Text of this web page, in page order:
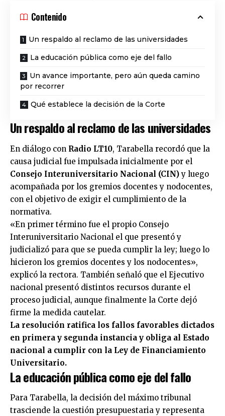
Contenido
Un respaldo al reclamo de las universidades
La educación pública como eje del fallo
Un avance importante, pero aún queda camino
por recorrer
Qué establece la decisión de la Corte
Un respaldo al reclamo de las universidades
En diálogo con Radio LT10, Tarabella recordó que la
causa judicial fue impulsada inicialmente por el
Consejo Interuniversitario Nacional (CIN)y luego
acompañada por los gremios docentes y nodocentes,
con el objetivo de exigir el cumplimiento de la
normativa.
«En primer término fue el propio Consejo
Interuniversitario Nacional el que presentó y
judicializó para que se pueda cumplir la ley; luego lo
hicieron los gremios docentes y los nodocentes»,
explicó la rectora. También señaló que el Ejecutivo
nacional presentó distintos recursos durante el
proceso judicial, aunque finalmente la Corte dejó
firme la medida cautelar.
La resolución ratifica los fallos favorables dictados
en primera y segunda instancia y obliga al Estado
nacional a cumplir con la Ley de Financiamiento
Universitario.
La educación pública como eje del fallo
Para Tarabella, la decisión del máximo tribunal
trasciende la cuestión presupuestaria y representa